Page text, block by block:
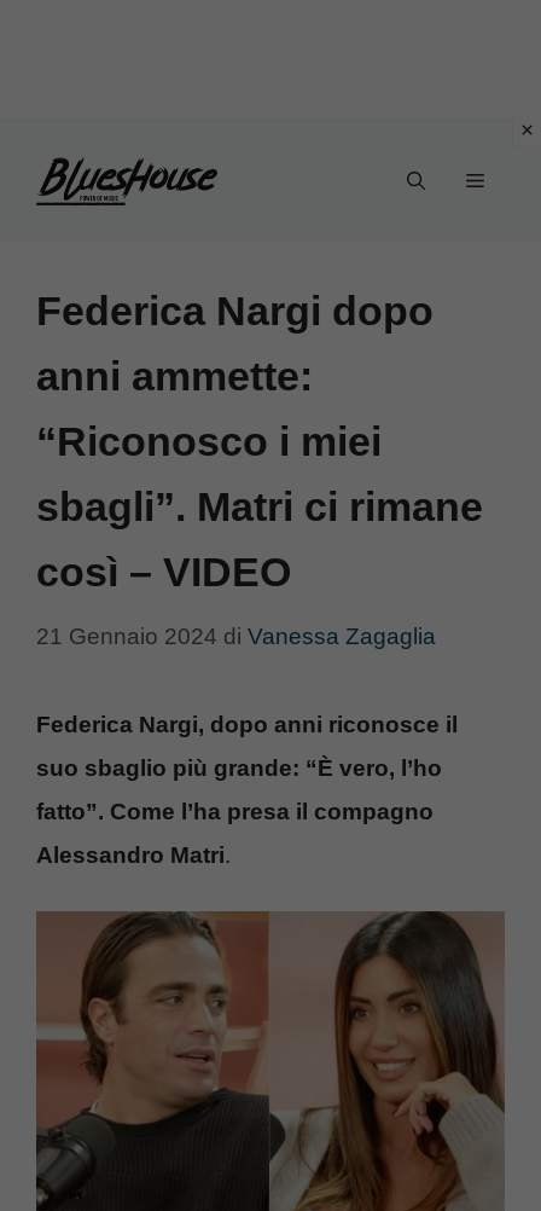
Menu
Federica Nargi dopo
anni ammette:
“Riconosco i miei
sbagli”. Matri ci rimane
così – VIDEO
21 Gennaio 2024 di Vanessa Zagaglia
Federica Nargi, dopo anni riconosce il
suo sbaglio più grande: “È vero, l’ho
fatto”. Come l’ha presa il compagno
Alessandro Matri.